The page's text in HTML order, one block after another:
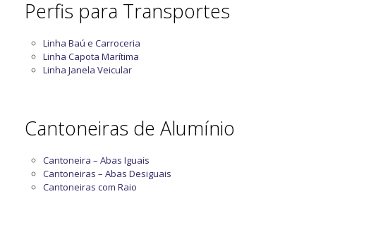
Perfis para Transportes
Linha Baú e Carroceria
Linha Capota Marítima
Linha Janela Veicular
Cantoneiras de Alumínio
Cantoneira – Abas Iguais
Cantoneiras – Abas Desiguais
Cantoneiras com Raio